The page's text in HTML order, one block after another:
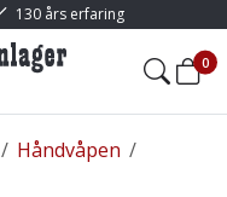
130 års erfaring
0
/ /
Håndvåpen